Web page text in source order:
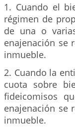
1. Cuando el
régimen de
de una o
enajenación se
inmueble.
2. Cuando la
cuota sobre
fideicomisos
enajenación se
inmueble.